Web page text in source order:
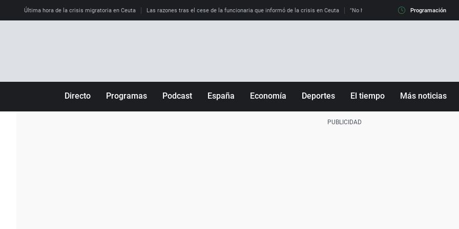
Última hora de la crisis migratoria en Ceuta Las razones tras el cese de la funcionaria que informó de la crisis en Ceuta "No hay mafias, que no nos engañen":
Programación
Directo Programas Podcast España Economía Deportes El tiempo Más noticias